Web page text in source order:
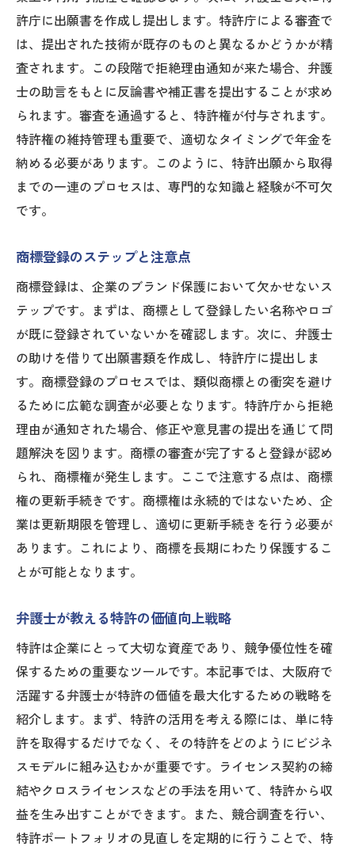
許庁に出願書を作成し提出します。特許庁による審査で
は、提出された技術が既存のものと異なるかどうかが精
査されます。この段階で拒絶理由通知が来た場合、弁護
士の助言をもとに反論書や補正書を提出することが求め
られます。審査を通過すると、特許権が付与されます。
特許権の維持管理も重要で、適切なタイミングで年金を
納める必要があります。このように、特許出願から取得
までの一連のプロセスは、専門的な知識と経験が不可欠
です。
商標登録のステップと注意点
商標登録は、企業のブランド保護において欠かせないス
テップです。まずは、商標として登録したい名称やロゴ
が既に登録されていないかを確認します。次に、弁護士
の助けを借りて出願書類を作成し、特許庁に提出しま
す。商標登録のプロセスでは、類似商標との衝突を避け
るために広範な調査が必要となります。特許庁から拒絶
理由が通知された場合、修正や意見書の提出を通じて問
題解決を図ります。商標の審査が完了すると登録が認め
られ、商標権が発生します。ここで注意する点は、商標
権の更新手続きです。商標権は永続的ではないため、企
業は更新期限を管理し、適切に更新手続きを行う必要が
あります。これにより、商標を長期にわたり保護するこ
とが可能となります。
弁護士が教える特許の価値向上戦略
特許は企業にとって大切な資産であり、競争優位性を確
保するための重要なツールです。本記事では、大阪府で
活躍する弁護士が特許の価値を最大化するための戦略を
紹介します。まず、特許の活用を考える際には、単に特
許を取得するだけでなく、その特許をどのようにビジネ
スモデルに組み込むかが重要です。ライセンス契約の締
結やクロスライセンスなどの手法を用いて、特許から収
益を生み出すことができます。また、競合調査を行い、
特許ポートフォリオの見直しを定期的に行うことで、特